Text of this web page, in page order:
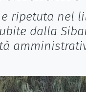
ripetuta nel
dalla